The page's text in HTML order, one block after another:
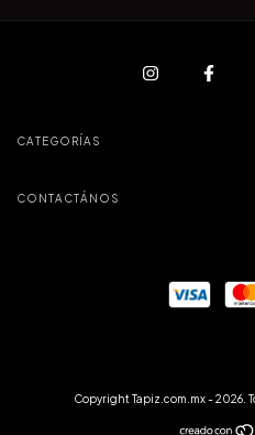
CATEGORÍAS
CONTACTÁNOS
Copyright Tapiz.com.mx - 2026.